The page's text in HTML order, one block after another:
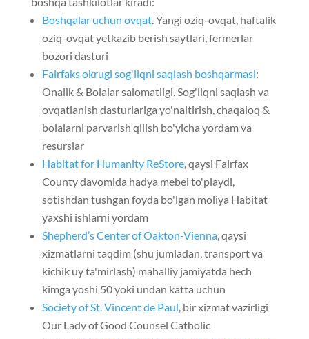
Boshqalar uchun ovqat. Yangi oziq-ovqat, haftalik
oziq-ovqat yetkazib berish saytlari, fermerlar
bozori dasturi
Fairfaks okrugi sog'liqni saqlash boshqarmasi:
Onalik & Bolalar salomatligi. Sog'liqni saqlash va
ovqatlanish dasturlariga yo'naltirish, chaqaloq &
bolalarni parvarish qilish bo'yicha yordam va
resurslar
Habitat for Humanity ReStore, qaysi Fairfax
County davomida hadya mebel to'playdi,
sotishdan tushgan foyda bo'lgan moliya Habitat
yaxshi ishlarni yordam
Shepherd’s Center of Oakton-Vienna, qaysi
xizmatlarni taqdim (shu jumladan, transport va
kichik uy ta'mirlash) mahalliy jamiyatda hech
kimga yoshi 50 yoki undan katta uchun
Society of St. Vincent de Paul, bir xizmat vazirligi
Our Lady of Good Counsel Catholic